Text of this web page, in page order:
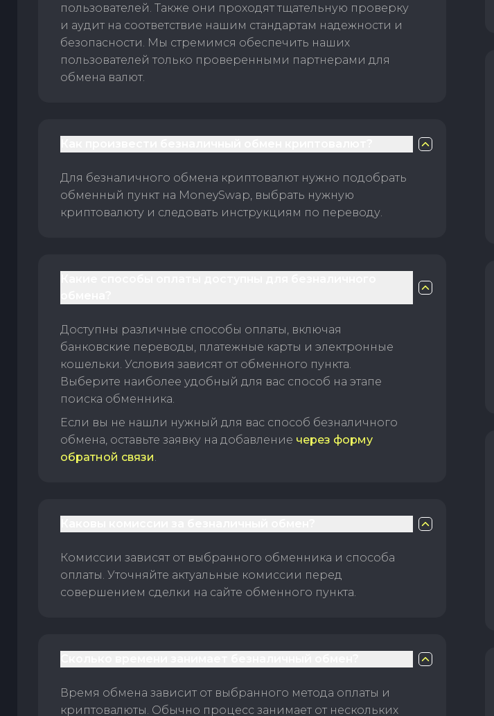
пользователей. Также они проходят тщательную проверку
и аудит на соответствие нашим стандартам надежности и
безопасности. Мы стремимся обеспечить наших
пользователей только проверенными партнерами для
обмена валют.
Для безналичного обмена криптовалют нужно подобрать
обменный пункт на MoneySwap, выбрать нужную
криптовалюту и следовать инструкциям по переводу.
Доступны различные способы оплаты, включая
банковские переводы, платежные карты и электронные
кошельки. Условия зависят от обменного пункта.
Выберите наиболее удобный для вас способ на этапе
поиска обменника.
Если вы не нашли нужный для вас способ безналичного
обмена, оставьте заявку на добавление через форму
обратной связи.
Комиссии зависят от выбранного обменника и способа
оплаты. Уточняйте актуальные комиссии перед
совершением сделки на сайте обменного пункта.
Время обмена зависит от выбранного метода оплаты и
криптовалюты. Обычно процесс занимает от нескольких